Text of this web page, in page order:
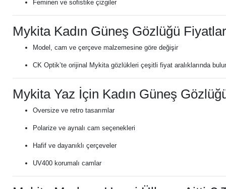
Feminen ve sofistike çizgiler
Mykita Kadın Güneş Gözlüğü
Model, cam ve çerçeve malzemesine göre değişir
CK Optik’te orijinal Mykita gözlükleri çeşitli fiyat aralıklarında
Mykita Yaz İçin Kadın Güneş
Oversize ve retro tasarımlar
Polarize ve aynalı cam seçenekleri
Hafif ve dayanıklı çerçeveler
UV400 korumalı camlar